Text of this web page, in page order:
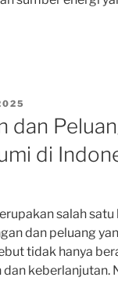
dan
di
salah
dan peluang
tidak hanya
keberlanjutan.